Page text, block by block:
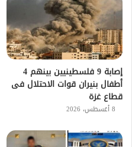
إصابة 9 فلسطينيين بينهم 4
أطفال بنيران قوات الاحتلال فى
قطاع غزة
8 أغسطس، 2026